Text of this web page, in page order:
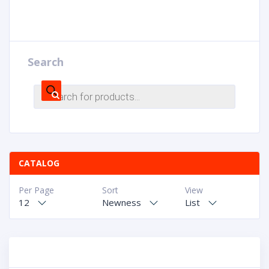
Search
CATALOG
View
List
Sort
Newness
Per Page
12